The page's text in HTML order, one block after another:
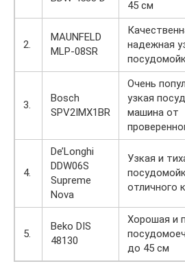
45 см
2.
MAUNFELD
MLP-08SR
надежная
3.
Bosch
SPV2IMX1BR
Очень
узкая
машина от
4.
De’Longhi
DDW06S
Supreme
Nova
Узкая и
отличного
5.
Beko DIS
48130
Хорошая и
до 45 см